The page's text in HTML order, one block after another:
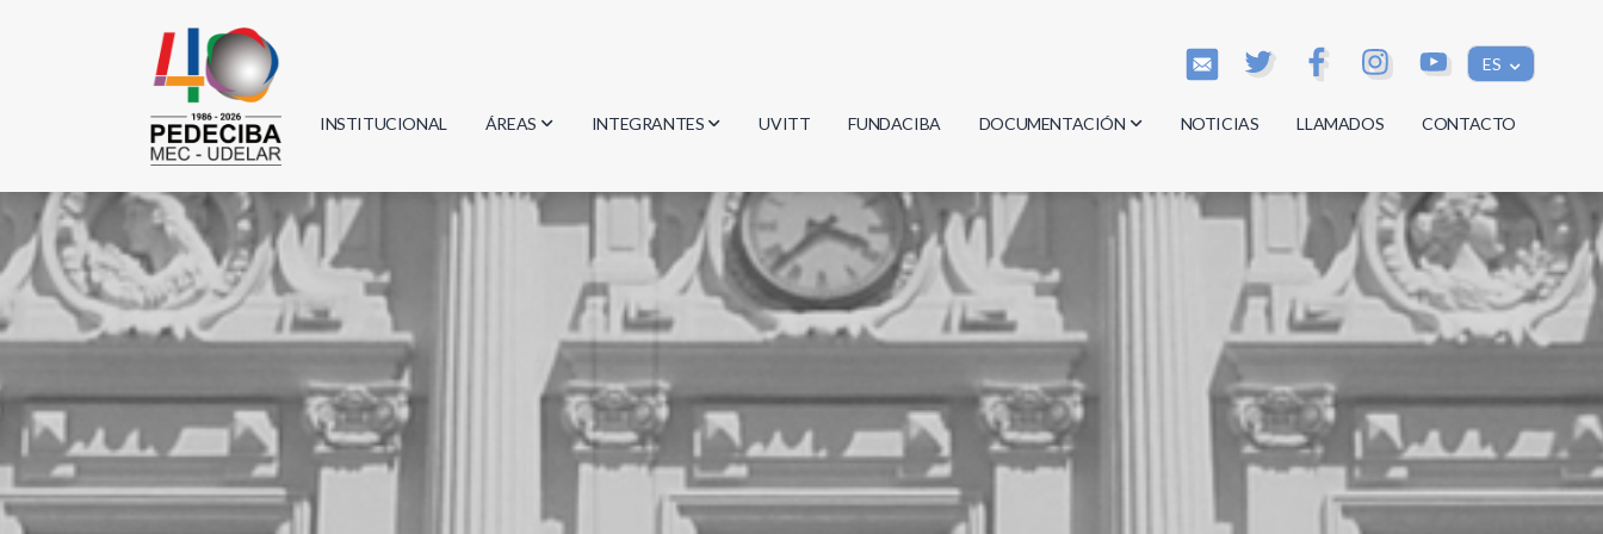
ES
INSTITUCIONAL ÁREAS
Biología
Informática
Matemática
INTEGRANTES
Investigadores
Estudiantes
Egresados
UVITT FUNDACIBA DOCUMENTACIÓN
Actas
Reglamentos
Documentos
NOTICIAS LLAMADOS CONTACTO